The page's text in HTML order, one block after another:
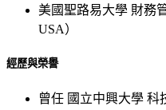
美國聖路易大學 財務
USA）
經歷與榮譽
曾任 國立中興大學 科